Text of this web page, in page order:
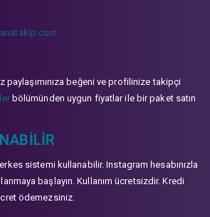
paylaşımınıza beğeni ve profilinize takipçi
bölümünden uygun fiyatlar ile bir paket satın
sistemi kullanabilir. Instagram hesabınızla
başlayın. Kullanım ücretsizdir. Kredi
ödemezsiniz.